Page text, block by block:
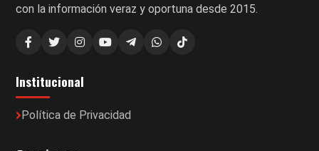
con la información veraz y oportuna desde 2015.
Institucional
Política de Privacidad